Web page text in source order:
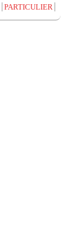
PARTICULIER